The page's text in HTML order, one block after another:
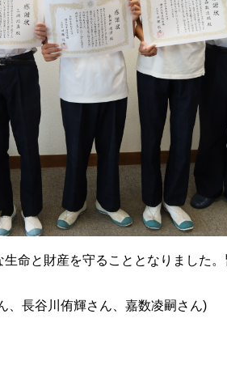
命と財産を守ることとなりました。
長谷川侑輝さん、嘉数凌嗣さん)